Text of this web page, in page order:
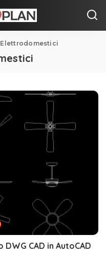
Elettrodomestici
CAD in AutoCAD